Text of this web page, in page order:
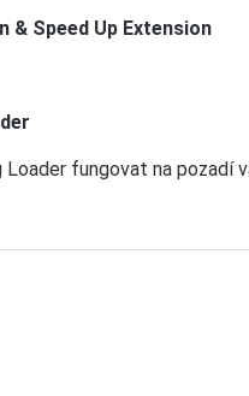
& Speed Up Extension
fungovat na pozadí